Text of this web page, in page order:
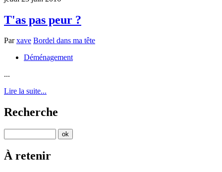
T'as pas peur ?
Parxave Bordel dans ma tête
Déménagement
...
Lire la suite...
Recherche
À retenir